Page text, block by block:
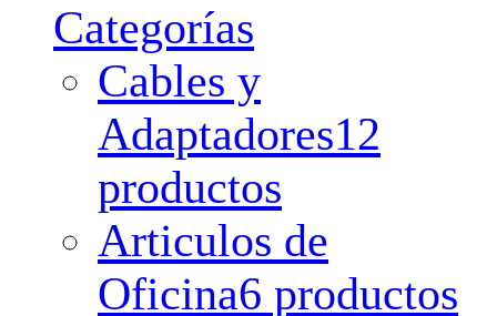
Categorías
Cables y
Adaptadores12
productos
Articulos de
Oficina6 productos